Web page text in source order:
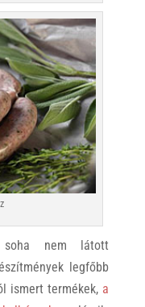
nem látott
legfőbb
ismert termékek, a